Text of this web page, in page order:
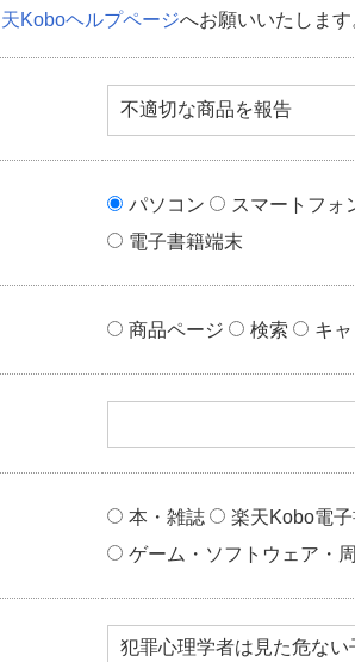
Koboヘルプページへお願いいたします
不適切な商品を報告
パソコン スマートフォ
電子書籍端末
商品ページ 検索 キ
本・雑誌 楽天Kobo電
ゲーム・ソフトウェア・